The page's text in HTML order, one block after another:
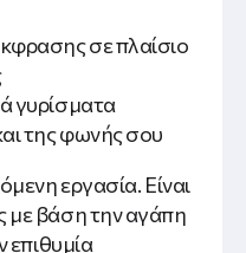
σε πλαίσιο
γυρίσματα
της φωνής σου
εργασία. Είναι
με βάση την αγάπη
επιθυμία